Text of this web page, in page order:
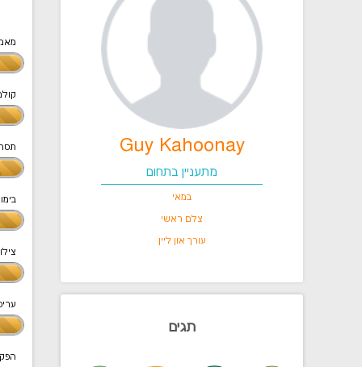
Guy Kahoonay
מתעניין בתחום
במאי
צלם ראשי
עורך און ליין
תגים